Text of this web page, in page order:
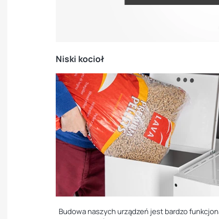
Niski kocioł
Budowa naszych urządzeń jest bardzo